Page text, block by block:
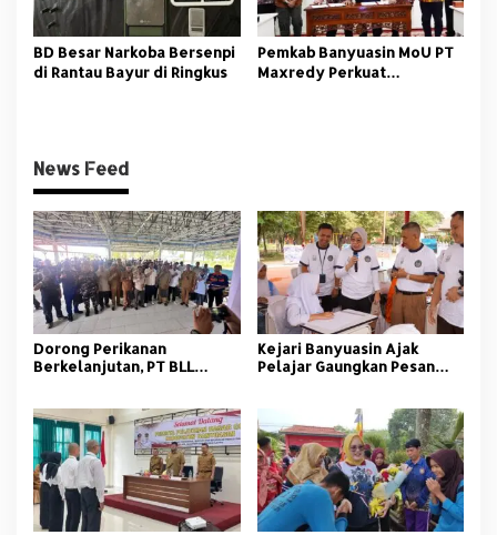
BD Besar Narkoba Bersenpi
di Rantau Bayur di Ringkus
Pemkab Banyuasin MoU PT
Maxredy Perkuat
News Feed
Dorong Perikanan
Berkelanjutan, PT BLL
Tangkap
Kejari Banyuasin Ajak
Pelajar Gaungkan Pesan